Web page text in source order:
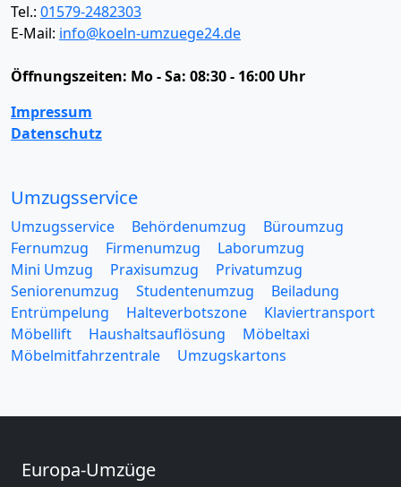
Tel.: 01579-2482303
E-Mail: info@koeln-umzuege24.de
Öffnungszeiten: Mo - Sa: 08:30 - 16:00 Uhr
Impressum
Datenschutz
Umzugsservice
Umzugsservice Behördenumzug
Büroumzug
Fernumzug
Firmenumzug
Laborumzug
Mini Umzug
Praxisumzug
Privatumzug
Seniorenumzug
Studentenumzug
Beiladung
Entrümpelung
Halteverbotszone
Klaviertransport
Möbellift
Haushaltsauflösung
Möbeltaxi
Möbelmitfahrzentrale
Umzugskartons
Europa-Umzüge